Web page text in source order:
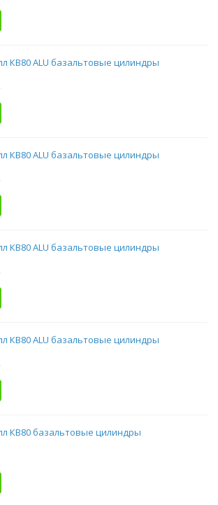
КВ80 ALU базальтовые цилиндры
КВ80 ALU базальтовые цилиндры
КВ80 ALU базальтовые цилиндры
КВ80 ALU базальтовые цилиндры
КВ80 базальтовые цилиндры